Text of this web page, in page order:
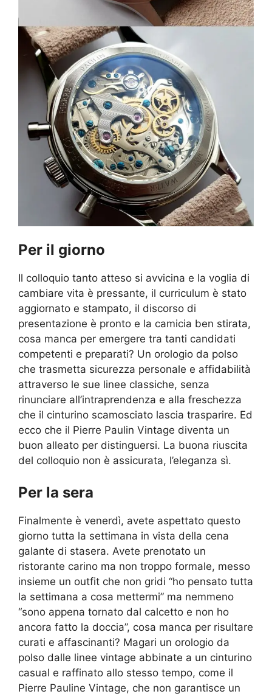
Per il giorno
Il colloquio tanto atteso si avvicina e la voglia di
cambiare vita è pressante, il curriculum è stato
aggiornato e stampato, il discorso di
presentazione è pronto e la camicia ben stirata,
cosa manca per emergere tra tanti candidati
competenti e preparati? Un orologio da polso
che trasmetta sicurezza personale e affidabilità
attraverso le sue linee classiche, senza
rinunciare all’intraprendenza e alla freschezza
che il cinturino scamosciato lascia trasparire. Ed
ecco che il Pierre Paulin Vintage diventa un
buon alleato per distinguersi. La buona riuscita
del colloquio non è assicurata, l’eleganza sì.
Per la sera
Finalmente è venerdì, avete aspettato questo
giorno tutta la settimana in vista della cena
galante di stasera. Avete prenotato un
ristorante carino ma non troppo formale, messo
insieme un outfit che non gridi “ho pensato tutta
la settimana a cosa mettermi” ma nemmeno
“sono appena tornato dal calcetto e non ho
ancora fatto la doccia”, cosa manca per risultare
curati e affascinanti? Magari un orologio da
polso dalle linee vintage abbinate a un cinturino
casual e raffinato allo stesso tempo, come il
Pierre Pauline Vintage, che non garantisce un